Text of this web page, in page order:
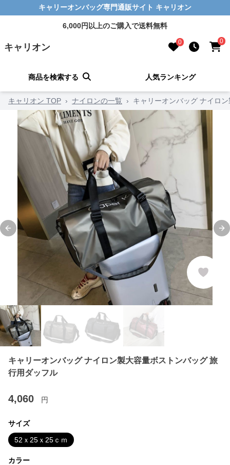
キャリーオンバッグ専門通販サイト キャリオン
6,000円以上のご購入で送料無料
キャリオン 0 0
商品を検索する 人気ランキング
キャリオン TOP › ナイロンの一覧 › キャリーオンバッグ ナイロ
Previous slide
キャリーオンバッグ ナイロン製大容量ボストンバッグ 旅
行用ダッフル
4,060 円
サイズ
52ｘ25ｘ25ｃｍ
カラー